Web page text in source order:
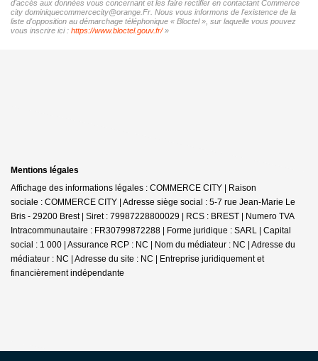
d'accès aux données vous concernant et les faire rectifier en contactant Commerce
city dominiquecommercecity@orange.Fr. Nous vous informons de l'existence de la
liste d'opposition au démarchage téléphonique « Bloctel », sur laquelle vous pouvez
vous inscrire ici : https://www.bloctel.gouv.fr/»
Mentions légales
Affichage des informations légales : COMMERCE CITY | Raison
sociale : COMMERCE CITY | Adresse siège social : 5-7 rue Jean-Marie Le
Bris - 29200 Brest | Siret : 79987228800029 | RCS : BREST | Numero TVA
Intracommunautaire : FR30799872288 | Forme juridique : SARL | Capital
social : 1 000 | Assurance RCP : NC | Nom du médiateur : NC | Adresse du
médiateur : NC | Adresse du site : NC | Entreprise juridiquement et
financièrement indépendante